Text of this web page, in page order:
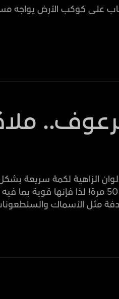
على كوكب الأرض يواجه
الزاهية لكمة سريعة
تفوق سرعتها رمشة العين 50 مرة! لذا فإنها
مثل الأسماك